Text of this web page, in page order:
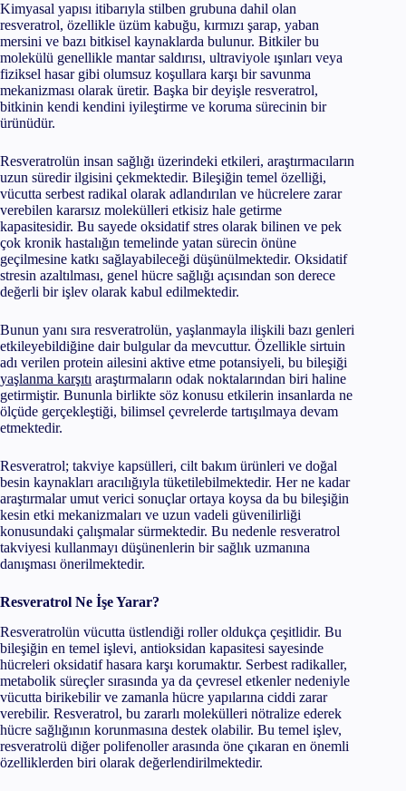
Kimyasal yapısı itibarıyla stilben grubuna dahil olan
resveratrol, özellikle üzüm kabuğu, kırmızı şarap, yaban
mersini ve bazı bitkisel kaynaklarda bulunur. Bitkiler bu
molekülü genellikle mantar saldırısı, ultraviyole ışınları veya
fiziksel hasar gibi olumsuz koşullara karşı bir savunma
mekanizması olarak üretir. Başka bir deyişle resveratrol,
bitkinin kendi kendini iyileştirme ve koruma sürecinin bir
ürünüdür.
Resveratrolün insan sağlığı üzerindeki etkileri, araştırmacıların
uzun süredir ilgisini çekmektedir. Bileşiğin temel özelliği,
vücutta serbest radikal olarak adlandırılan ve hücrelere zarar
verebilen kararsız molekülleri etkisiz hale getirme
kapasitesidir. Bu sayede oksidatif stres olarak bilinen ve pek
çok kronik hastalığın temelinde yatan sürecin önüne
geçilmesine katkı sağlayabileceği düşünülmektedir. Oksidatif
stresin azaltılması, genel hücre sağlığı açısından son derece
değerli bir işlev olarak kabul edilmektedir.
Bunun yanı sıra resveratrolün, yaşlanmayla ilişkili bazı genleri
etkileyebildiğine dair bulgular da mevcuttur. Özellikle sirtuin
adı verilen protein ailesini aktive etme potansiyeli, bu bileşiği
yaşlanma karşıtı araştırmaların odak noktalarından biri haline
getirmiştir. Bununla birlikte söz konusu etkilerin insanlarda ne
ölçüde gerçekleştiği, bilimsel çevrelerde tartışılmaya devam
etmektedir.
Resveratrol; takviye kapsülleri, cilt bakım ürünleri ve doğal
besin kaynakları aracılığıyla tüketilebilmektedir. Her ne kadar
araştırmalar umut verici sonuçlar ortaya koysa da bu bileşiğin
kesin etki mekanizmaları ve uzun vadeli güvenilirliği
konusundaki çalışmalar sürmektedir. Bu nedenle resveratrol
takviyesi kullanmayı düşünenlerin bir sağlık uzmanına
danışması önerilmektedir.
Resveratrol Ne İşe Yarar?
Resveratrolün vücutta üstlendiği roller oldukça çeşitlidir. Bu
bileşiğin en temel işlevi, antioksidan kapasitesi sayesinde
hücreleri oksidatif hasara karşı korumaktır. Serbest radikaller,
metabolik süreçler sırasında ya da çevresel etkenler nedeniyle
vücutta birikebilir ve zamanla hücre yapılarına ciddi zarar
verebilir. Resveratrol, bu zararlı molekülleri nötralize ederek
hücre sağlığının korunmasına destek olabilir. Bu temel işlev,
resveratrolü diğer polifenoller arasında öne çıkaran en önemli
özelliklerden biri olarak değerlendirilmektedir.